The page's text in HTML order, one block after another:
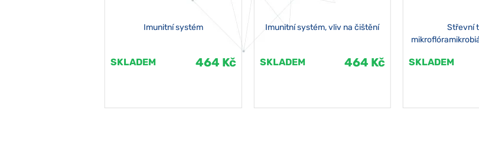
Imunitní systém
SKLADEM 464 Kč
Imunitní systém, vliv na čištění
SKLADEM 464 Kč
Střevní
SKLADEM